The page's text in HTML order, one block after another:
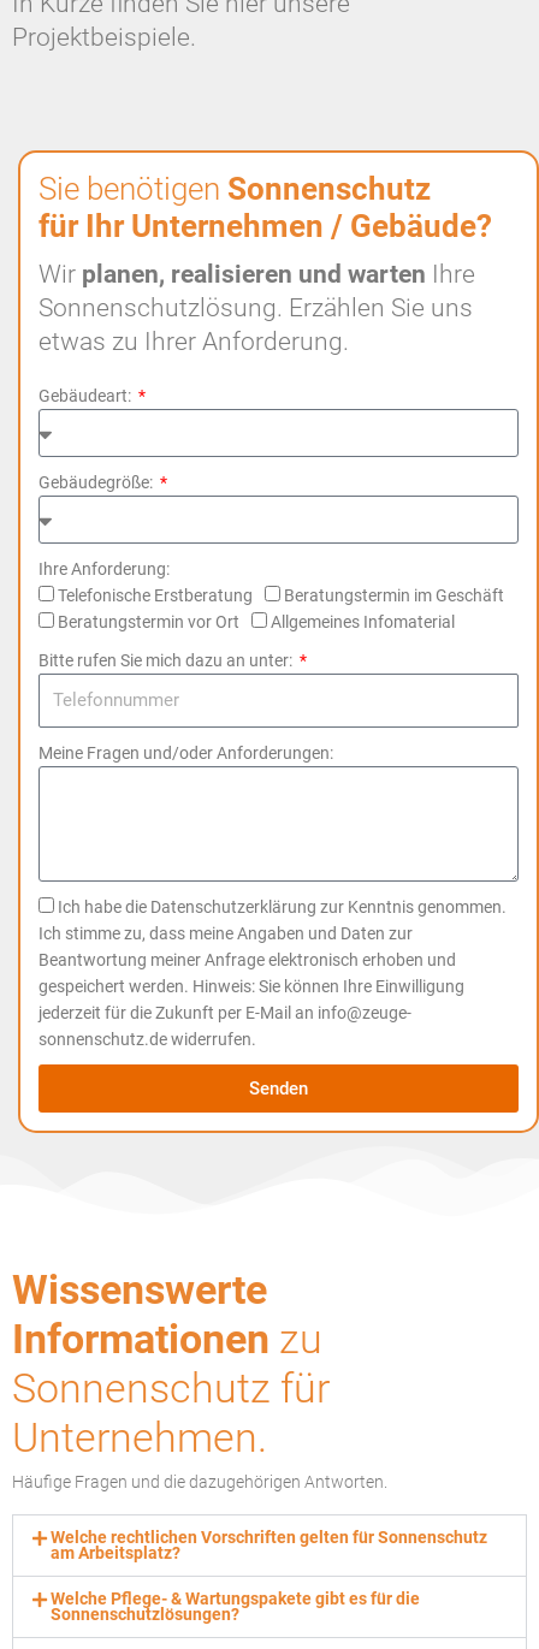
Projektbeispiele.
Sie benötigen Sonnenschutz
für Ihr Unternehmen / Gebäude?
Wir planen, realisieren und warten Ihre
Sonnenschutzlösung. Erzählen Sie uns
etwas zu Ihrer Anforderung.
Gebäudeart:
Gebäudegröße:
Ihre Anforderung:
Telefonische Erstberatung
Beratungstermin im Geschäft
Beratungstermin vor Ort
Allgemeines Infomaterial
Bitte rufen Sie mich dazu an unter:
Meine Fragen und/oder Anforderungen:
Ich habe die Datenschutzerklärung zur Kenntnis genommen.
Ich stimme zu, dass meine Angaben und Daten zur
Beantwortung meiner Anfrage elektronisch erhoben und
gespeichert werden. Hinweis: Sie können Ihre Einwilligung
jederzeit für die Zukunft per E-Mail an info@zeuge-
sonnenschutz.de widerrufen.
Senden
A
a
i
e
Wissenswerte
Informationen zu
Sonnenschutz für
Unternehmen.
Häufige Fragen und die dazugehörigen Antworten.
Welche rechtlichen Vorschriften gelten für Sonnenschutz
am Arbeitsplatz?
Welche Pflege- & Wartungspakete gibt es für die
Sonnenschutzlösungen?